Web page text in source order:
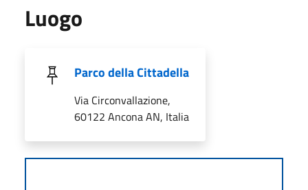
Luogo
Parco della Cittadella
Via Circonvallazione,
60122 Ancona AN, Italia